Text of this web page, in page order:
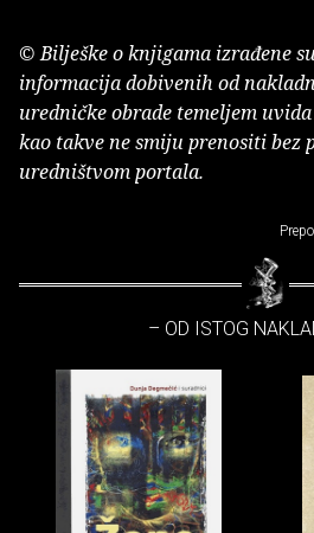
© Bilješke o knjigama izrađene
informacija dobivenih od
uredničke obrade temeljem
kao takve ne smiju prenositi bez
uredništvom portala.
– OD ISTOG